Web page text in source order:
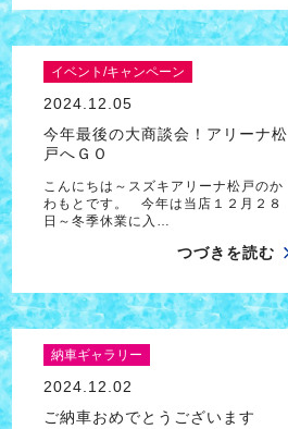
イベント/キャンペーン
2024.12.05
今年最後の大商談会！アリーナ松
戸へＧＯ
こんにちは～スズキアリーナ松戸のか
わもとです。 今年は当店１２月２８
日～冬季休業に入…
つづきを読む
納車ギャラリー
2024.12.02
ご納車おめでとうございます